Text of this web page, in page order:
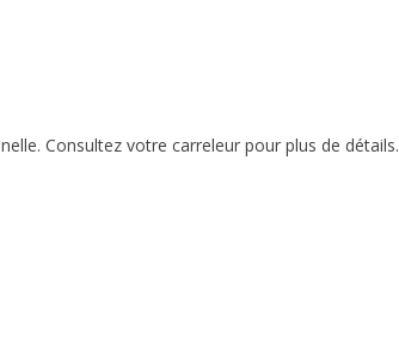
Consultez votre carreleur pour plus de détails.